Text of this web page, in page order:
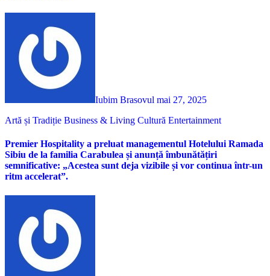
Iubim Brasovul mai 27, 2025
Artă și Tradiție Business & Living Cultură Entertainment
Premier Hospitality a preluat managementul Hotelului Ramada
Sibiu de la familia Carabulea și anunță îmbunătățiri
semnificative: „Acestea sunt deja vizibile și vor continua într-un
ritm accelerat”.